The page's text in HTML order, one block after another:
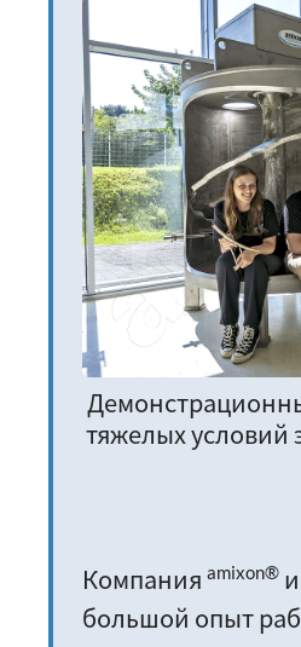
тяжелых условий
Компания amixon®
большой опыт